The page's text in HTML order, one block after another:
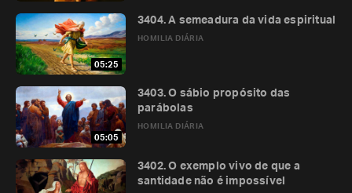
05:25
HOMILIA DIÁRIA
3404. A semeadura da vida espiritual
05:05
HOMILIA DIÁRIA
3403. O sábio propósito das
parábolas
3402. O exemplo vivo de que a
santidade não é impossível